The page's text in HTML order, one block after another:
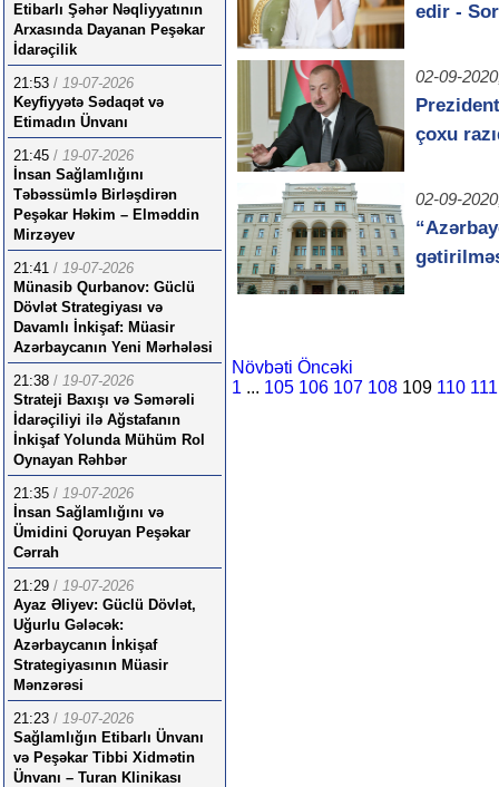
Etibarlı Şəhər Nəqliyyatının
Arxasında Dayanan Peşəkar
İdarəçilik
21:53 / 19-07-2026
Keyfiyyətə Sədaqət və
Etimadın Ünvanı
21:45 / 19-07-2026
İnsan Sağlamlığını
Təbəssümlə Birləşdirən
Peşəkar Həkim – Elməddin
Mirzəyev
21:41 / 19-07-2026
Münasib Qurbanov: Güclü
Dövlət Strategiyası və
Davamlı İnkişaf: Müasir
Azərbaycanın Yeni Mərhələsi
21:38 / 19-07-2026
Strateji Baxışı və Səmərəli
İdarəçiliyi ilə Ağstafanın
İnkişaf Yolunda Mühüm Rol
Oynayan Rəhbər
21:35 / 19-07-2026
İnsan Sağlamlığını və
Ümidini Qoruyan Peşəkar
Cərrah
21:29 / 19-07-2026
Ayaz Əliyev: Güclü Dövlət,
Uğurlu Gələcək:
Azərbaycanın İnkişaf
Strategiyasının Müasir
Mənzərəsi
21:23 / 19-07-2026
Sağlamlığın Etibarlı Ünvanı
və Peşəkar Tibbi Xidmətin
Ünvanı – Turan Klinikası
edir -
02-09-
çoxu
02-09-
Növbəti Öncəki
1 ... 105 106 107 108 109 110 111